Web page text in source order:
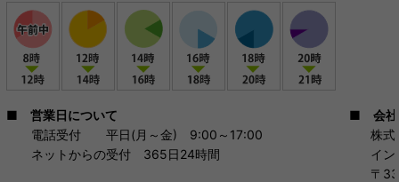
■
営業日について
電話受付 平日(月～金) 9:00～17:00
ネットからの受付 365日24時間
■ 会
株式会
インタ
〒